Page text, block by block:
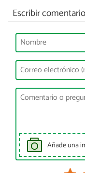
Escribir comentario
Añade una